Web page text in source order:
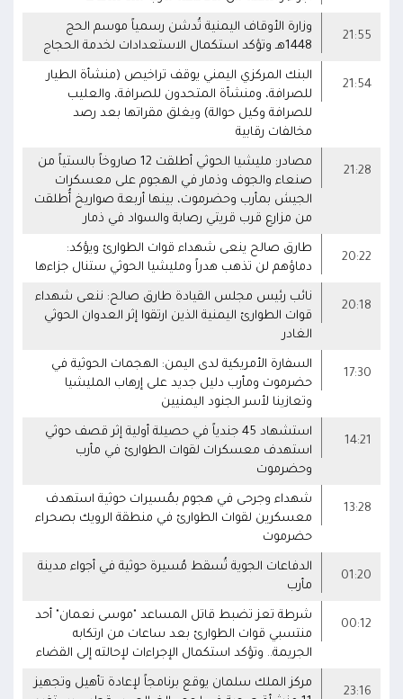
21:55
وزارة الأوقاف اليمنية تُدشن رسمياً موسم الحج
1448هـ وتؤكد استكمال الاستعدادات لخدمة الحجاج
21:54
البنك المركزي اليمني يوقف تراخيص (منشأة الطيار
للصرافة، ومنشأة المتحدون للصرافة، والعليب
للصرافة وكيل حوالة) ويغلق مقراتها بعد رصد
مخالفات رقابية
21:28
مصادر: مليشيا الحوثي أطلقت 12 صاروخاً بالستياً من
صنعاء والجوف وذمار في الهجوم على معسكرات
الجيش بمأرب وحضرموت، بينها أربعة صواريخ أُطلقت
من مزارع قرب قريتي رصابة والسواد في ذمار
20:22
طارق صالح ينعى شهداء قوات الطوارئ ويؤكد:
دماؤهم لن تذهب هدراً ومليشيا الحوثي ستنال جزاءها
20:18
نائب رئيس مجلس القيادة طارق صالح: ننعى شهداء
قوات الطوارئ اليمنية الذين ارتقوا إثر العدوان الحوثي
الغادر
17:30
السفارة الأمريكية لدى اليمن: الهجمات الحوثية في
حضرموت ومأرب دليل جديد على إرهاب المليشيا
وتعازينا لأسر الجنود اليمنيين
14:21
استشهاد 45 جندياً في حصيلة أولية إثر قصف حوثي
استهدف معسكرات لقوات الطوارئ في مأرب
وحضرموت
13:28
شهداء وجرحى في هجوم بمُسيرات حوثية استهدف
معسكرين لقوات الطوارئ في منطقة الرويك بصحراء
حضرموت
01:20
الدفاعات الجوية تُسقط مُسيرة حوثية في أجواء مدينة
مأرب
00:12
شرطة تعز تضبط قاتل المساعد "موسى نعمان" أحد
منتسبي قوات الطوارئ بعد ساعات من ارتكابه
الجريمة.. وتؤكد استكمال الإجراءات لإحالته إلى القضاء
23:16
مركز الملك سلمان يوقع برنامجاً لإعادة تأهيل وتجهيز